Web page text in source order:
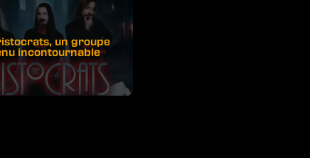
un groupe
incontournable